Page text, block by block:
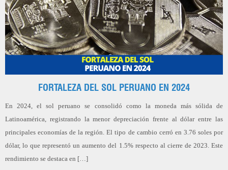
FORTALEZA DEL SOL PERUANO EN 2024
En 2024, el sol peruano se consolidó como la moneda más sólida de
Latinoamérica, registrando la menor depreciación frente al dólar entre las
principales economías de la región. El tipo de cambio cerró en 3.76 soles por
dólar, lo que representó un aumento del 1.5% respecto al cierre de 2023. Este
rendimiento se destaca en […]